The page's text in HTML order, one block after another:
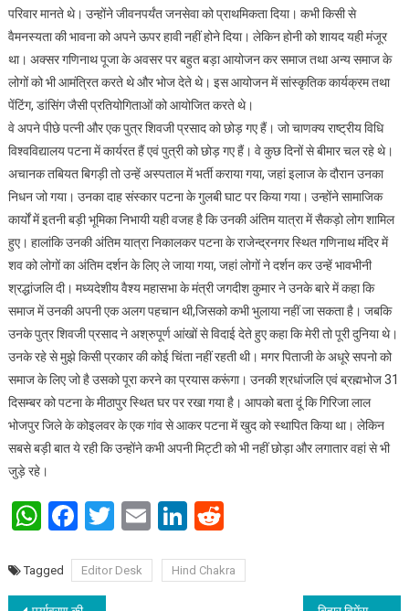
परिवार मानते थे। उन्होंने जीवनपर्यंत जनसेवा को प्राथमिकता दिया। कभी किसी से
वैमनस्यता की भावना को अपने ऊपर हावी नहीं होने दिया। लेकिन होनी को शायद यही मंजूर
था। अक्सर गणिनाथ पूजा के अवसर पर बहुत बड़ा आयोजन कर समाज तथा अन्य समाज के
लोगों को भी आमंत्रित करते थे और भोज देते थे। इस आयोजन में सांस्कृतिक कार्यक्रम तथा
पेंटिंग, डांसिंग जैसी प्रतियोगिताओं को आयोजित करते थे।
वे अपने पीछे पत्नी और एक पुत्र शिवजी प्रसाद को छोड़ गए हैं। जो चाणक्य राष्ट्रीय विधि
विश्वविद्यालय पटना में कार्यरत हैं एवं पुत्री को छोड़ गए हैं। वे कुछ दिनों से बीमार चल रहे थे।
अचानक तबियत बिगड़ी तो उन्हें अस्पताल में भर्ती कराया गया, जहां इलाज के दौरान उनका
निधन जो गया। उनका दाह संस्कार पटना के गुलबी घाट पर किया गया। उन्होंने सामाजिक
कार्यों में इतनी बड़ी भूमिका निभायी यही वजह है कि उनकी अंतिम यात्रा में सैकड़ो लोग शामिल
हुए। हालांकि उनकी अंतिम यात्रा निकालकर पटना के राजेन्द्रनगर स्थित गणिनाथ मंदिर में
शव को लोगों का अंतिम दर्शन के लिए ले जाया गया, जहां लोगों ने दर्शन कर उन्हें भावभीनी
श्रद्धांजलि दी। मध्यदेशीय वैश्य महासभा के मंत्री जगदीश कुमार ने उनके बारे में कहा कि
समाज में उनकी अपनी एक अलग पहचान थी,जिसको कभी भुलाया नहीं जा सकता है। जबकि
उनके पुत्र शिवजी प्रसाद ने अश्रुपूर्ण आंखों से विदाई देते हुए कहा कि मेरी तो पूरी दुनिया थे।
उनके रहे से मुझे किसी प्रकार की कोई चिंता नहीं रहती थी। मगर पिताजी के अधूरे सपनो को
समाज के लिए जो है उसको पूरा करने का प्रयास करूंगा। उनकी श्रधांजलि एवं ब्रह्मभोज 31
दिसम्बर को पटना के मीठापुर स्थित घर पर रखा गया है। आपको बता दूं कि गिरिजा लाल
भोजपुर जिले के कोइलवर के एक गांव से आकर पटना में खुद को स्थापित किया था। लेकिन
सबसे बड़ी बात ये रही कि उन्होंने कभी अपनी मिट्टी को भी नहीं छोड़ा और लगातार वहां से भी
जुड़े रहे।
WhatsApp
Facebook
Twitter
EmailLinkedIn
Reddit
Tagged Editor Desk Hind Chakra